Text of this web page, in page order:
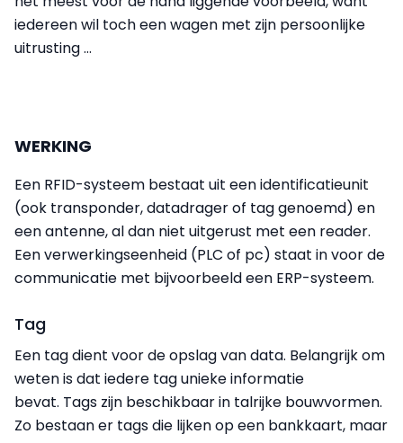
iedereen wil toch een wagen met zijn persoonlijke
uitrusting …
WERKING
Een RFID-systeem bestaat uit een identificatieunit
(ook transponder, datadrager of tag genoemd) en
een antenne, al dan niet uitgerust met een reader.
Een verwerkingseenheid (PLC of pc) staat in voor de
communicatie met bijvoorbeeld een ERP-systeem.
Tag
Een tag dient voor de opslag van data. Belangrijk om
weten is dat iedere tag unieke informatie
bevat. Tags zijn beschikbaar in talrijke bouwvormen.
Zo bestaan er tags die lijken op een bankkaart, maar